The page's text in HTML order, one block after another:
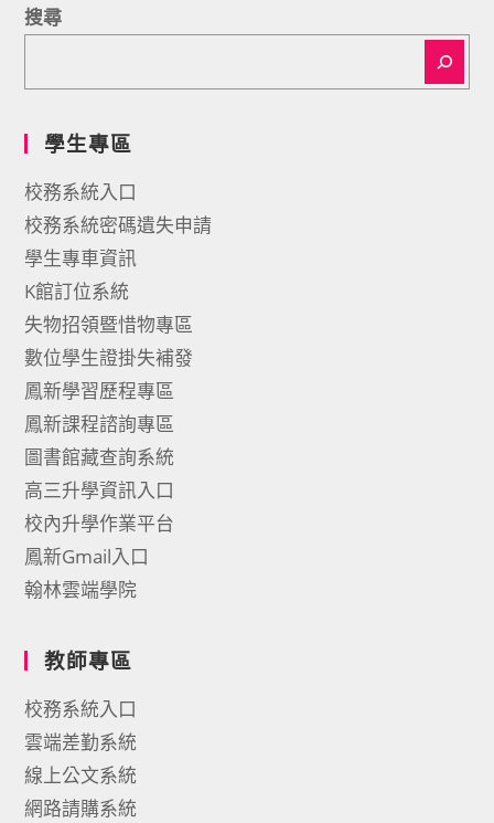
搜尋
學生專區
校務系統入口
校務系統密碼遺失申請
學生專車資訊
K館訂位系統
失物招領暨惜物專區
數位學生證掛失補發
鳳新學習歷程專區
鳳新課程諮詢專區
圖書館藏查詢系統
高三升學資訊入口
校內升學作業平台
鳳新Gmail入口
翰林雲端學院
教師專區
校務系統入口
雲端差勤系統
線上公文系統
網路請購系統